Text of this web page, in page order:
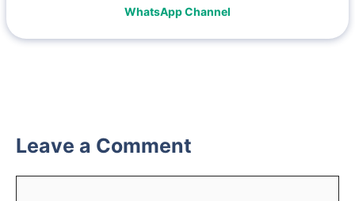
WhatsApp Channel
Leave a Comment